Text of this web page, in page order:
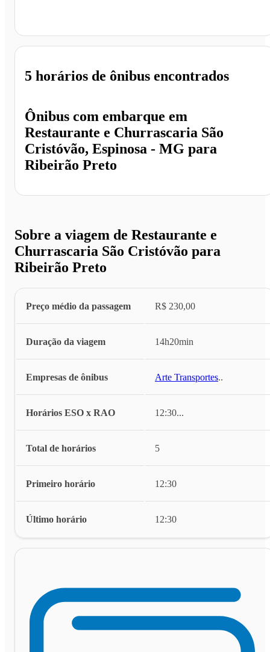
Ônibus com embarque em
Restaurante e Churrascaria São
Cristóvão, Espinosa - MG para
Ribeirão Preto
5 horários de ônibus encontrados
Sobre a viagem de Restaurante e
Churrascaria São Cristóvão para
Ribeirão Preto
Preço médio da passagem R$ 230,00
Duração da viagem 14h20min
Empresas de ônibus Arte Transportes...
Horários ESO x RAO 12:30...
Total de horários 5
Primeiro horário 12:30
Último horário 12:30